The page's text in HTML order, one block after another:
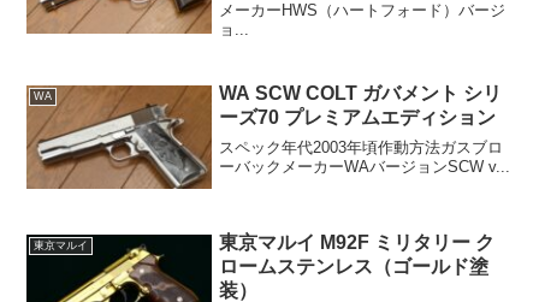
メーカーHWS（ハートフォード）バージ
ョ...
WA
WA SCW COLT ガバメント シリ
ーズ70 プレミアムエディション
スペック年代2003年頃作動方法ガスブロ
ーバックメーカーWAバージョンSCW v...
東京マルイ
東京マルイ M92F ミリタリー ク
ロームステンレス（ゴールド塗
装）